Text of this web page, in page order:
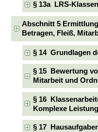
§ 13a LRS-Klassen
Abschnitt 5
Betragen, Fleiß,
§ 14 Grundlagen
§ 15 Bewertung
Mitarbeit und
§ 16
Komplexe
§ 17